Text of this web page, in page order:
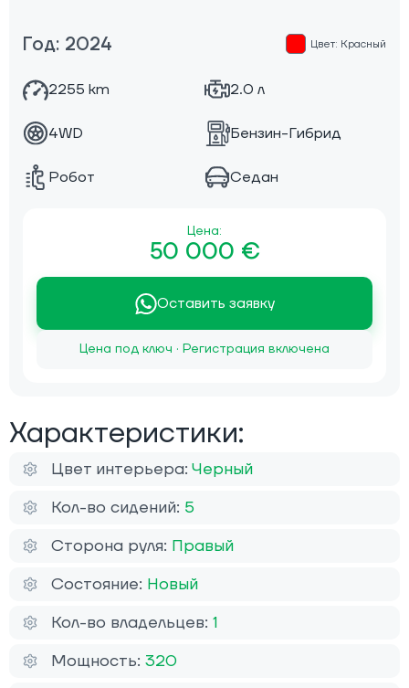
Год: 2024 Цвет: Красный
2255 km 2.0 л
4WD Бензин-Гибрид
Робот Седан
Цена:
50 000 €
Оставить заявку
Цена под ключ · Регистрация включена
Характеристики:
Цвет интерьера: Черный
Кол-во сидений: 5
Сторона руля: Правый
Состояние: Новый
Кол-во владельцев: 1
Мощность: 320